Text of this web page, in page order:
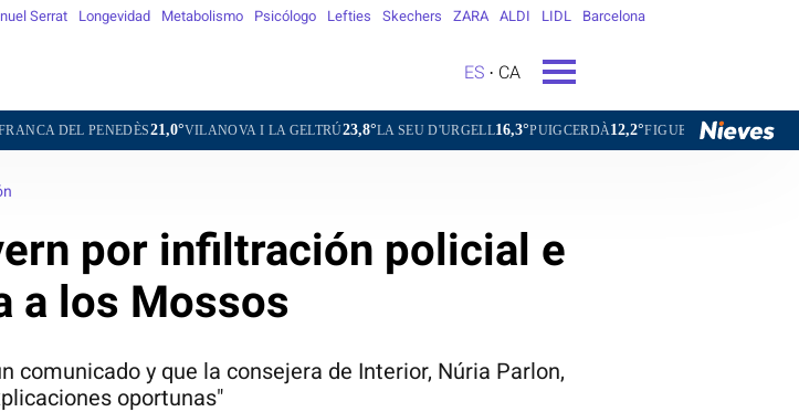
Serrat Longevidad Metabolismo Psicólogo Lefties Skechers ZARA ALDI LIDL Barcelona
ES CA
21,0°VILANOVA I LA GELTRÚ23,8°LA SEU D'URGELL16,3°PUIGCERDÀ12,2°FIGUERES25,8°GANDESA23,3°
por infiltración policial e
a los Mossos
comunicado y que la consejera de Interior, Núria Parlon,
oportunas"